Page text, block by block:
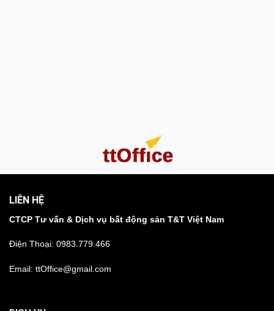
LIÊN HỆ
CTCP Tư vấn & Dịch vụ bất động sản T&T Việt Nam
Điện Thoại: 0983.779.466
Email: ttOffice@gmail.com